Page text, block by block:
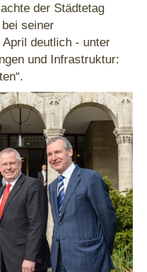
der Städtetag
seiner
deutlich - unter
und Infrastruktur: